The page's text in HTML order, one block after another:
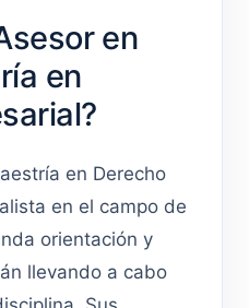
en
en
en Derecho
en el campo de
orientación y
llevando a cabo